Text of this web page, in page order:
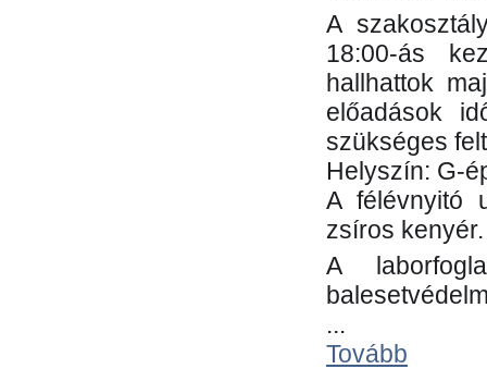
A
18:00-ás
hallhattok
előadások
szükséges
Helyszín: G-
A félévnyitó
zsíros kenyér.
A
...
Tovább